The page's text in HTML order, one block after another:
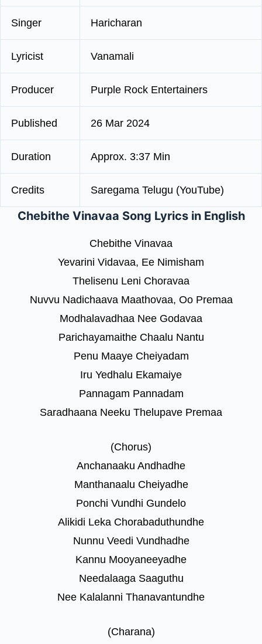
Singer Haricharan
Lyricist Vanamali
Producer Purple Rock Entertainers
Published 26 Mar 2024
Duration Approx. 3:37 Min
Credits Saregama Telugu (YouTube)
Chebithe Vinavaa Song Lyrics in English
Chebithe Vinavaa
Yevarini Vidavaa, Ee Nimisham
Thelisenu Leni Choravaa
Nuvvu Nadichaava Maathovaa, Oo Premaa
Modhalavadhaa Nee Godavaa
Parichayamaithe Chaalu Nantu
Penu Maaye Cheiyadam
Iru Yedhalu Ekamaiye
Pannagam Pannadam
Saradhaana Neeku Thelupave Premaa
(Chorus)
Anchanaaku Andhadhe
Manthanaalu Cheiyadhe
Ponchi Vundhi Gundelo
Alikidi Leka Chorabaduthundhe
Nunnu Veedi Vundhadhe
Kannu Mooyaneeyadhe
Needalaaga Saaguthu
Nee Kalalanni Thanavantundhe
(Charana)